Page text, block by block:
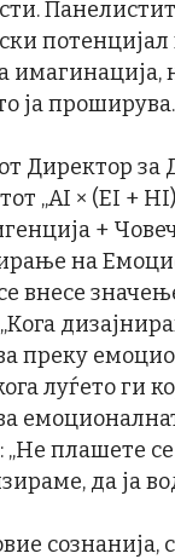
имагинација,
ја проширува.
Директор за
„AI × (EI +
+
на
внесе
„Кога
преку
луѓето ги
„Не плашете
да ја
сознанија,